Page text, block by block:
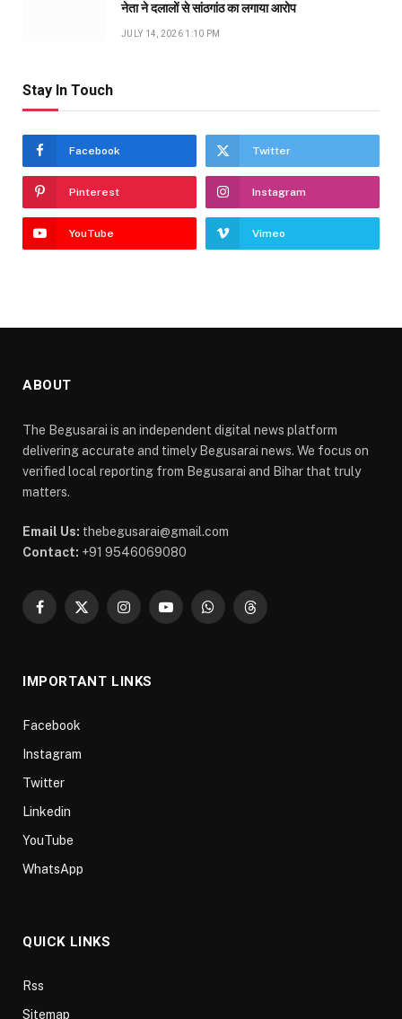
नेता ने दलालों से सांठगांठ का लगाया आरोप
JULY 14, 2026 1:10 PM
Stay In Touch
Facebook Twitter
Pinterest Instagram
YouTube Vimeo
ABOUT
The Begusarai is an independent digital news platform
delivering accurate and timely Begusarai news. We focus on
verified local reporting from Begusarai and Bihar that truly
matters.
Email Us: thebegusarai@gmail.com
Contact: +91 9546069080
Facebook
X
InstagramYouTubeWhatsAppThreads
IMPORTANT LINKS
Facebook
Instagram
Twitter
Linkedin
YouTube
WhatsApp
QUICK LINKS
Rss
Sitemap